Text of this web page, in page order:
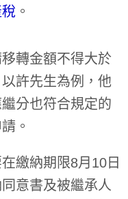
。
轉金額不得大於
許先生為例，他
分也符合規定的
。
繳納期限8月10日
意書及被繼承人